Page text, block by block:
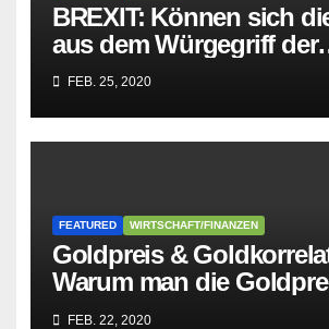
BREXIT: Können sich
aus dem Würgegriff der
parasitären EU-Mafia
FEB. 25, 2020
FEATURED WIRTSCHAFT/FINANZEN
Goldpreis &
Warum man die
besser Profis überlässt!
FEB. 22, 2020